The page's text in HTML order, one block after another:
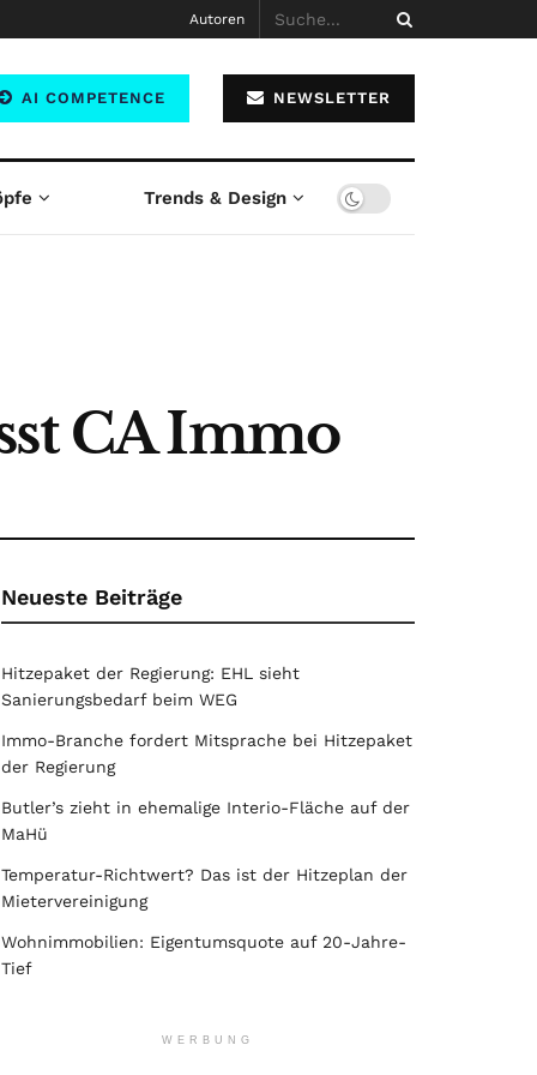
Autoren
AI COMPETENCE NEWSLETTER
Trends & Design
CA Immo
Neueste Beiträge
Hitzepaket der Regierung: EHL sieht
Sanierungsbedarf beim WEG
Immo-Branche fordert Mitsprache bei Hitzepaket
der Regierung
Butler’s zieht in ehemalige Interio-Fläche auf der
MaHü
Temperatur-Richtwert? Das ist der Hitzeplan der
Mietervereinigung
Wohnimmobilien: Eigentumsquote auf 20-Jahre-
Tief
WERBUNG